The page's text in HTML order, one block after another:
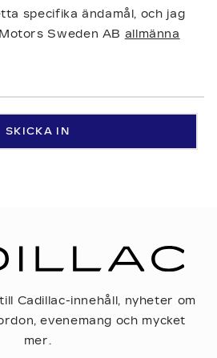
specifika ändamål, och jag
Sweden AB allmänna
SKICKA IN